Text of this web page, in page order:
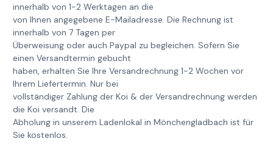
innerhalb von 1-2 Werktagen an die
von Ihnen angegebene E-Mailadresse. Die Rechnung ist
innerhalb von 7 Tagen per
Überweisung oder auch Paypal zu begleichen. Sofern Sie
einen Versandtermin gebucht
haben, erhalten Sie Ihre Versandrechnung 1-2 Wochen vor
Ihrem Liefertermin. Nur bei
vollständiger Zahlung der Koi & der Versandrechnung werden
die Koi versandt. Die
Abholung in unserem Ladenlokal in Mönchengladbach ist für
Sie kostenlos.